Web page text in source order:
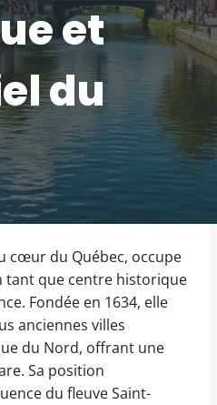
et
du
cœur du Québec, occupe
tant que centre historique
Fondée en 1634, elle
anciennes villes
du Nord, offrant une
Sa position
du fleuve Saint-